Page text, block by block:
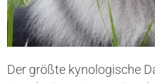
Der größte kynologische